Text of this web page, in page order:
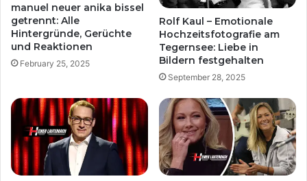
manuel neuer anika bissel
getrennt: Alle
Hintergründe, Gerüchte
und Reaktionen
February 25, 2025
Rolf Kaul – Emotionale
Hochzeitsfotografie am
Tegernsee: Liebe in
Bildern festgehalten
September 28, 2025